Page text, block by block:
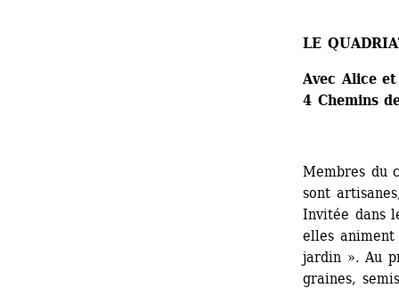
LE
Avec Alice
4 Chemins
Membres du
sont
Invitée dans
elles
jardin ». Au
graines,